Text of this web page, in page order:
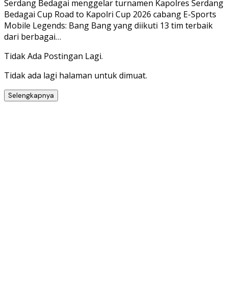
Serdang Bedagai menggelar turnamen Kapolres Serdang
Bedagai Cup Road to Kapolri Cup 2026 cabang E-Sports
Mobile Legends: Bang Bang yang diikuti 13 tim terbaik
dari berbagai…
Tidak Ada Postingan Lagi.
Tidak ada lagi halaman untuk dimuat.
Selengkapnya